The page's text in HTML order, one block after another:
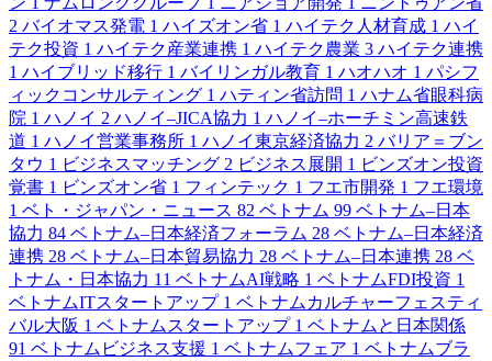
2 バイオマス発電 1 ハイズオン省 1 ハイテク人材育成 1 ハイ
テク投資 1 ハイテク産業連携 1 ハイテク農業 3 ハイテク連携
1 ハイブリッド移行 1 バイリンガル教育 1 ハオハオ 1 パシフ
ィックコンサルティング 1 ハティン省訪問 1 ハナム省眼科病
院 1 ハノイ 2 ハノイ–JICA協力 1 ハノイ–ホーチミン高速鉄
道 1 ハノイ営業事務所 1 ハノイ東京経済協力 2 バリア＝ブン
タウ 1 ビジネスマッチング 2 ビジネス展開 1 ビンズオン投資
覚書 1 ビンズオン省 1 フィンテック 1 フエ市開発 1 フエ環境
1 ベト・ジャパン・ニュース 82 ベトナム 99 ベトナム–日本
協力 84 ベトナム–日本経済フォーラム 28 ベトナム–日本経済
連携 28 ベトナム–日本貿易協力 28 ベトナム–日本連携 28 ベ
トナム・日本協力 11 ベトナムAI戦略 1 ベトナムFDI投資 1
ベトナムITスタートアップ 1 ベトナムカルチャーフェスティ
バル大阪 1 ベトナムスタートアップ 1 ベトナムと日本関係
91 ベトナムビジネス支援 1 ベトナムフェア 1 ベトナムブラ